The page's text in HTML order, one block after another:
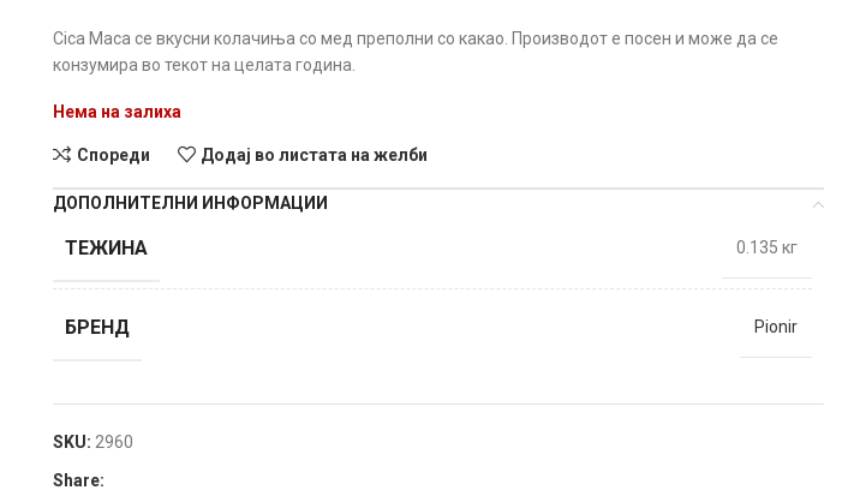
Cica Maca се вкусни колачиња со мед преполни со какао. Производот е посен и може да се
конзумира во текот на целата година.
Нема на залиха
Спореди Додај во листата на желби
ДОПОЛНИТЕЛНИ ИНФОРМАЦИИ
ТЕЖИНА 0.135 кг
БРЕНД Pionir
SKU: 2960
Share: